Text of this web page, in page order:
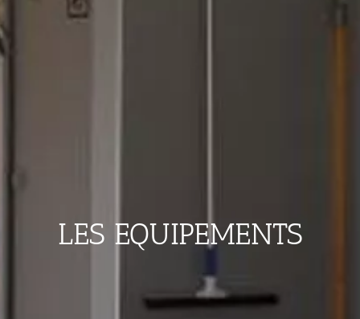
LES EQUIPEMENTS